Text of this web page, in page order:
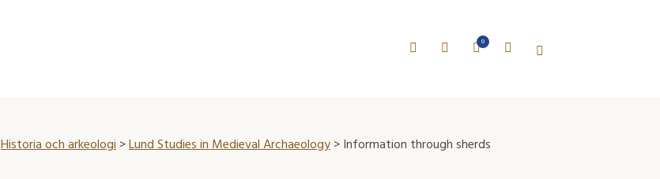
0
Historia och arkeologi>Lund Studies in Medieval Archaeology> Information through sherds